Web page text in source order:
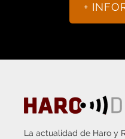
+
La actualidad de Haro y